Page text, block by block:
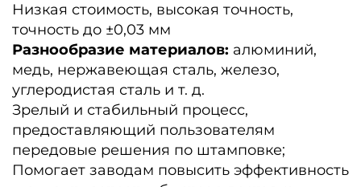
Низкая стоимость, высокая точность,
точность до ±0,03 мм
Разнообразие материалов: алюминий,
медь, нержавеющая сталь, железо,
углеродистая сталь и т. д.
Зрелый и стабильный процесс,
предоставляющий пользователям
передовые решения по штамповке;
Помогает заводам повысить эффективность